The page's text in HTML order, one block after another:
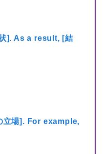
]. As a result, [結
立場]. For example,